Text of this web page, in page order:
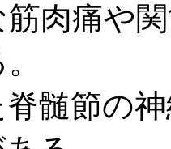
筋肉痛や
髄節の